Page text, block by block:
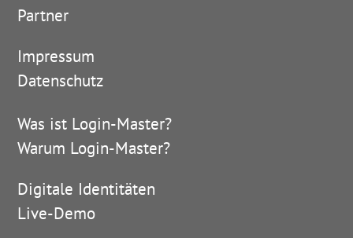
Partner
Impressum
Datenschutz
Was ist Login-Master?
Warum Login-Master?
Digitale Identitäten
Live-Demo